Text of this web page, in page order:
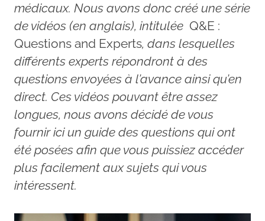
médicaux. Nous avons donc créé une série
de vidéos (en anglais), intitulée Q&E :
Questions and Experts, dans lesquelles
différents experts répondront à des
questions envoyées à l’avance ainsi qu’en
direct. Ces vidéos pouvant être assez
longues, nous avons décidé de vous
fournir ici un guide des questions qui ont
été posées afin que vous puissiez accéder
plus facilement aux sujets qui vous
intéressent.